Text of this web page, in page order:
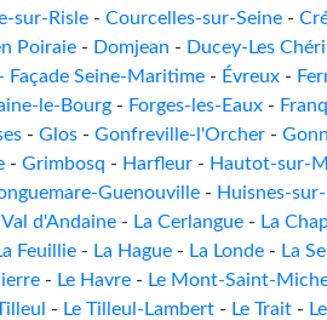
sur-Risle - Courcelles-sur-Seine -
Poiraie - Domjean - Ducey-Les
Façade Seine-Maritime - Évreux -
le-Bourg - Forges-les-Eaux -
- Glos - Gonfreville-l'Orcher -
- Grimbosq - Harfleur - Hautot-sur-
Guenouville - Huisnes-
d'Andaine - La Cerlangue - La
Feuillie - La Hague - La Londe - La
- Le Havre - Le Mont-Saint-
- Le Tilleul-Lambert - Le Trait -